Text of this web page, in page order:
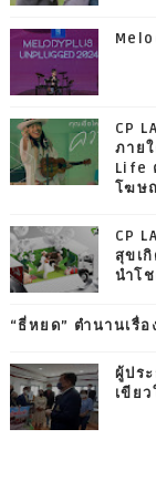
CP
ภาย
Life
โฆษ
CP
สุขเ
นำโ
“ธี่หยด” ตำนานเรื่
ผู้ปร
เขีย